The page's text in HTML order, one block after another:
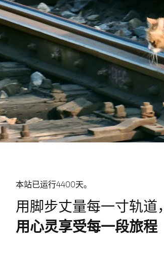
本站已运行4400天。
用脚步丈量每一寸轨道，
用心灵享受每一段旅程